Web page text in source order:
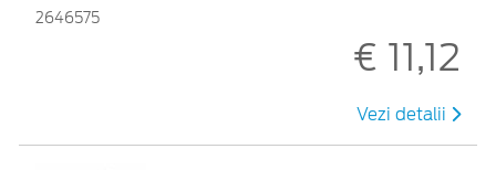
2646575
€ 11,12
Vezi detalii